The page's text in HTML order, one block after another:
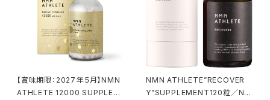
【賞味期限：2027年５月】NMN
ATHLETE 12000 SUPPLEM
NMN ATHLETE”RECOVER
Y”SUPPLEMENT120粒／NM